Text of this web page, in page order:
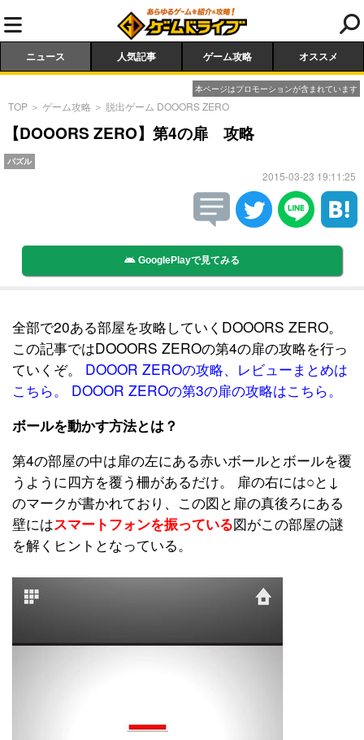
ニュース 人気記事 ゲーム攻略 オススメ
本ページはプロモーションが含まれています
TOP ＞ ゲーム攻略 ＞ 脱出ゲーム DOOORS ZERO
【DOOORS ZERO】第4の扉 攻略
パズル
2015-03-23 19:11:25
GooglePlayで見てみる
全部で20ある部屋を攻略していくDOOORS ZERO。
この記事ではDOOORS ZEROの第4の扉の攻略を行っ
ていくぞ。 DOOOR ZEROの攻略、レビューまとめは
こちら。
DOOOR ZEROの第3の扉の攻略はこちら。
ボールを動かす方法とは？
第4の部屋の中は扉の左にある赤いボールとボールを覆
うように四方を覆う柵があるだけ。 扉の右には○と↓
のマークが書かれており、この図と扉の真後ろにある
壁にはスマートフォンを振っている図がこの部屋の謎
を解くヒントとなっている。